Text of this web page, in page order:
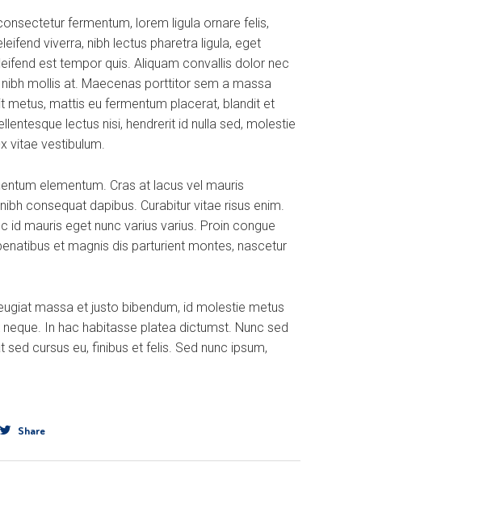
fermentum, lorem ligula ornare felis,
viverra, nibh lectus pharetra ligula, eget
est tempor quis. Aliquam convallis dolor nec
mollis at. Maecenas porttitor sem a massa
metus, mattis eu fermentum placerat, blandit et
lectus nisi, hendrerit id nulla sed, molestie
vitae vestibulum.
elementum. Cras at lacus vel mauris
consequat dapibus. Curabitur vitae risus enim.
id mauris eget nunc varius varius. Proin congue
et magnis dis parturient montes, nascetur
massa et justo bibendum, id molestie metus
In hac habitasse platea dictumst. Nunc sed
cursus eu, finibus et felis. Sed nunc ipsum,
Share